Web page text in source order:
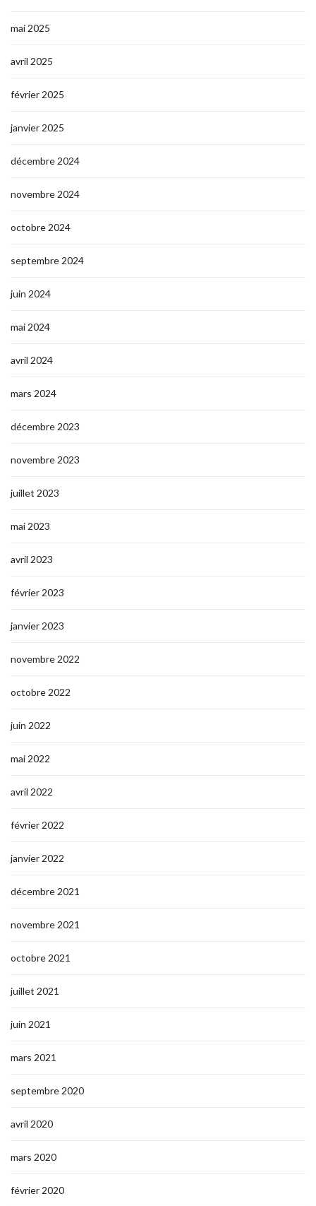
mai 2025
avril 2025
février 2025
janvier 2025
décembre 2024
novembre 2024
octobre 2024
septembre 2024
juin 2024
mai 2024
avril 2024
mars 2024
décembre 2023
novembre 2023
juillet 2023
mai 2023
avril 2023
février 2023
janvier 2023
novembre 2022
octobre 2022
juin 2022
mai 2022
avril 2022
février 2022
janvier 2022
décembre 2021
novembre 2021
octobre 2021
juillet 2021
juin 2021
mars 2021
septembre 2020
avril 2020
mars 2020
février 2020